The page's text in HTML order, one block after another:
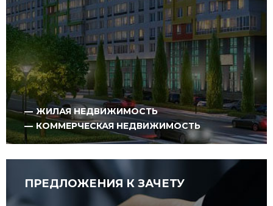
ЖИЛАЯ НЕДВИЖИМОСТЬ
КОММЕРЧЕСКАЯ НЕДВИЖИМОСТЬ
ПРЕДЛОЖЕНИЯ К ЗАЧЕТУ